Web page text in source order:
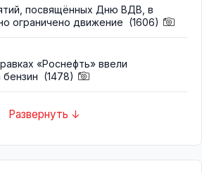
посвящённых Дню ВДВ, в
ограничено движение (1606)
«Роснефть» ввели
бензин (1478)
Развернуть ↓